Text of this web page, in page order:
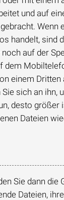
und auf
Wenn
handelt, sind
auf der
dem
einem Dritten
sich an ihn,
desto größer
Dateien
Sie dann die
Dateien,